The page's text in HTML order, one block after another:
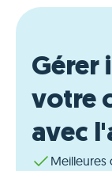
Gérer
votre
avec
Meilleures